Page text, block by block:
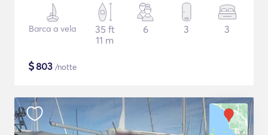
Barca a vela
35 ft
11 m
6 3 3
$803 /notte